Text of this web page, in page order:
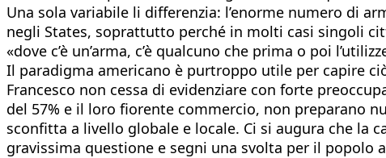
Una sola variabile li differenzia: l’enorme numero di
negli States, soprattutto perché in molti casi singoli
«dove c’è un’arma, c’è qualcuno che prima o poi
Il paradigma americano è purtroppo utile per capire
Francesco non cessa di evidenziare con forte
del 57% e il loro fiorente commercio, non preparano
sconfitta a livello globale e locale. Ci si augura che la
gravissima questione e segni una svolta per il popolo